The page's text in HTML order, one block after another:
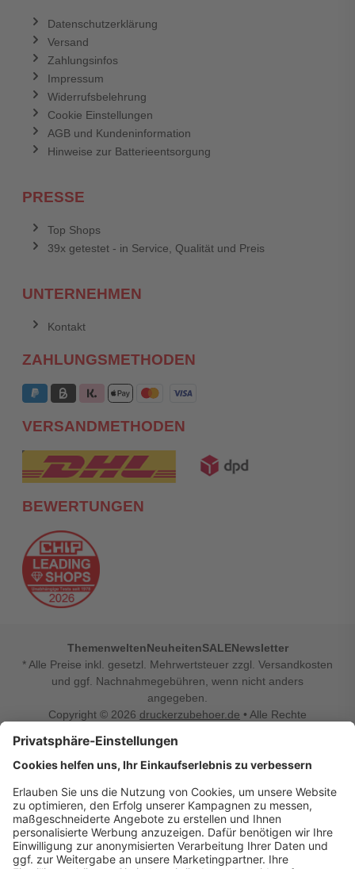
Datenschutzerklärung
Versand
Zahlungsinfos
Impressum
Widerrufsbelehrung
Cookie Einstellungen
AGB und Kundeninformation
Hinweise zur Batterieentsorgung
PRESSE
Top Shops
39x getestet - in Service, Qualität und Preis
UNTERNEHMEN
Kontakt
ZAHLUNGSMETHODEN
VERSANDMETHODEN
BEWERTUNGEN
ThemenweltenNeuheitenSALENewsletter
* Alle Preise inkl. gesetzl. Mehrwertsteuer zzgl. Versandkosten
und ggf. Nachnahmegebühren, wenn nicht anders
angegeben.
Copyright © 2026 druckerzubehoer.de • Alle Rechte
Vertrag widerrufen
Druckerzubehoer.de – preiswerte Qualität für Ihr Office
Sie sind auf der Suche nach dem passenden Druckerzubehör
oder Zubehör für das Büro, den Computer oder Ihr
Smartphone? Dann sind Sie bei Druckerzubehoer.de genau
richtig! Unser breites Sortiment bietet unter anderem Tinte
und Toner für alle gängigen Druckermodelle – großer sowie